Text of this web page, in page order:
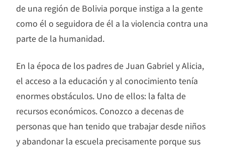
de una región de Bolivia porque instiga a la gente
como él o seguidora de él a la violencia contra una
parte de la humanidad.
En la época de los padres de Juan Gabriel y Alicia,
el acceso a la educación y al conocimiento tenía
enormes obstáculos. Uno de ellos: la falta de
recursos económicos. Conozco a decenas de
personas que han tenido que trabajar desde niños
y abandonar la escuela precisamente porque sus